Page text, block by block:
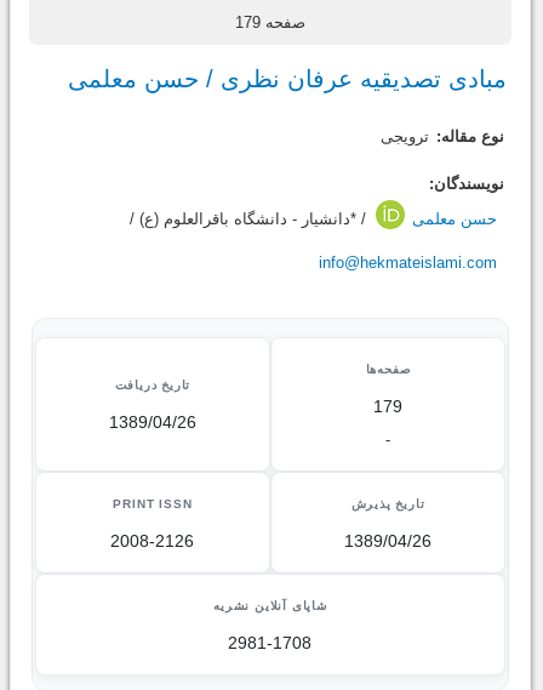
صفحه 179
مبادی تصدیقیه عرفان نظری / حسن معلمی
نوع مقاله: ترویجی
نویسندگان:
حسن معلمی
/ *دانشیار - دانشگاه باقرالعلوم (ع) /
info@hekmateislami.com
صفحه‌ها
179
-
تاریخ دریافت
1389/04/26
تاریخ پذیرش
1389/04/26
PRINT ISSN
2008-2126
شاپای آنلاین نشریه
2981-1708